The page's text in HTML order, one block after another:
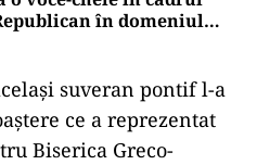
în domeniul
suveran pontif l-a
ce a reprezentat
Biserica Greco-